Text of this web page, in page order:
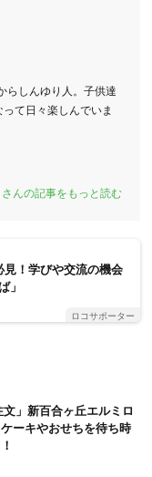
らしんゆり人。子供達
て日々楽しんでいま
んの記事をもっと読む
！学びや交流の機会
」
ロコサポーター
文」新百合ヶ丘エルミロ
ーキやおせちを待ち時